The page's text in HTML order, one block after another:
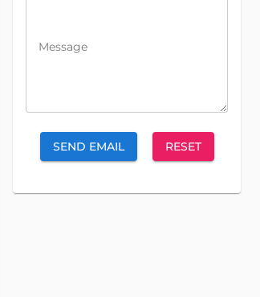
Message
SEND EMAIL RESET